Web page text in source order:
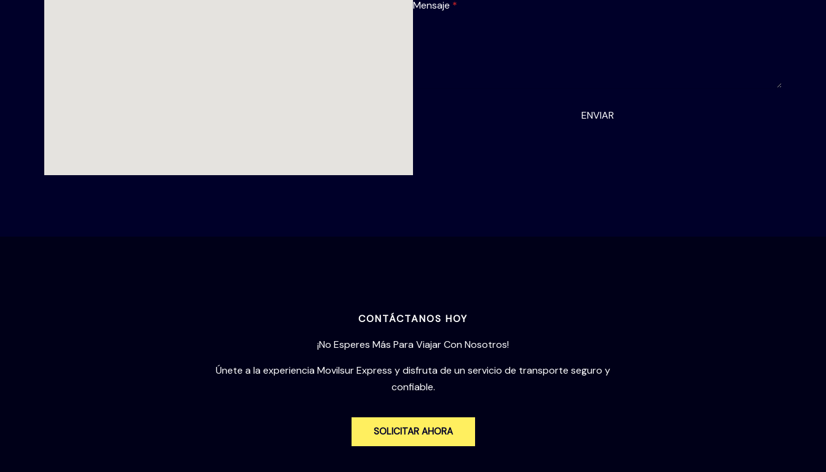
Mensaje *
ENVIAR
CONTÁCTANOS HOY
¡No Esperes Más Para Viajar Con Nosotros!
Únete a la experiencia Movilsur Express y disfruta de un servicio de transporte seguro y
confiable.
SOLICITAR AHORA